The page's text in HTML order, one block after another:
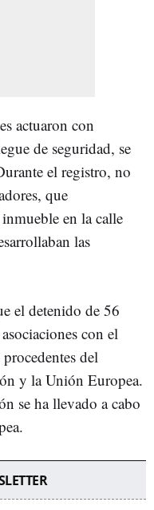
actuaron con
de seguridad, se
el registro, no
que
en la calle
las
el detenido de 56
con el
del
y la Unión Europea.
se ha llevado a cabo